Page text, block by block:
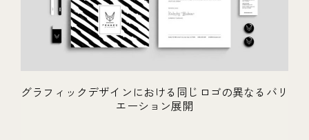
グラフィックデザインにおける同じロゴの異なるバリ
エーション展開